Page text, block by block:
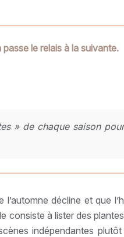
le relais à la suivante.
» de chaque saison
décline et que
consiste à lister des
indépendantes